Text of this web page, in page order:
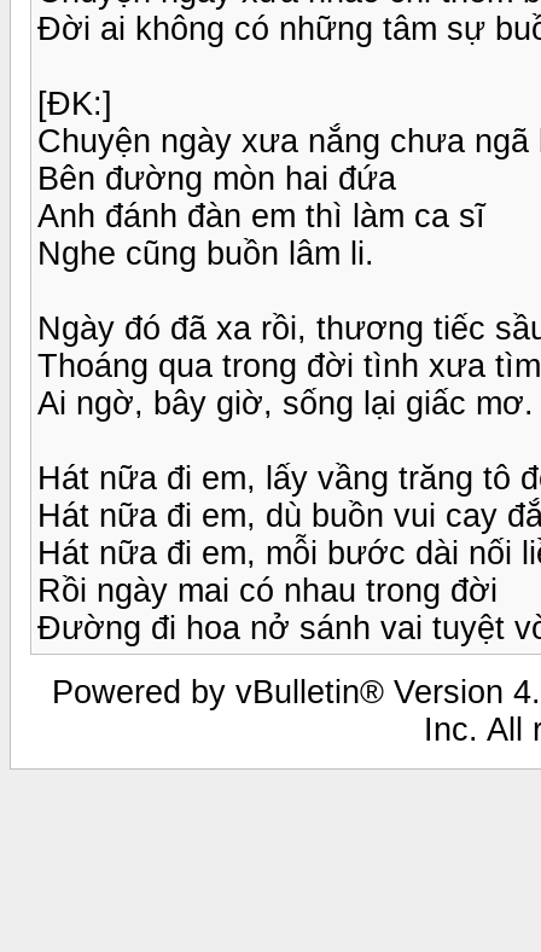
Đời ai không có những tâm sự
[ĐK:]
Chuyện ngày xưa nắng chưa ngã
Bên đường mòn hai đứa
Anh đánh đàn em thì làm ca sĩ
Nghe cũng buồn lâm li.
Ngày đó đã xa rồi, thương tiếc
Thoáng qua trong đời tình xưa
Ai ngờ, bây giờ, sống lại giấc mơ.
Hát nữa đi em, lấy vầng trăng tô
Hát nữa đi em, dù buồn vui cay
Hát nữa đi em, mỗi bước dài nối
Rồi ngày mai có nhau trong đời
Đường đi hoa nở sánh vai tuyệt
Powered by vBulletin® Version
Inc. All